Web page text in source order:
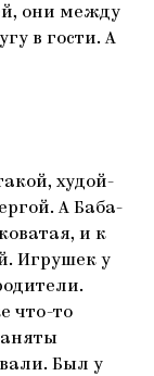
они между
в гости. А
худой-
А Баба-
и к
Игрушек у
что-то
Был у